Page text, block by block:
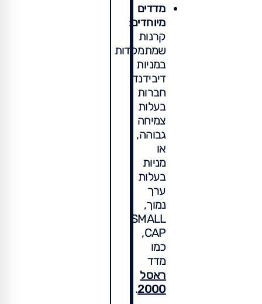
מדדים
מיוחדים :
קרנות
שמתמקדות
במניות
דיבידנד,
חברות
בעלות
צמיחה
גבוהה,
או
מניות
בעלות
ערך
נמוך,
SMALL
CAP,
כמו
מדד
ראסל
2000
.